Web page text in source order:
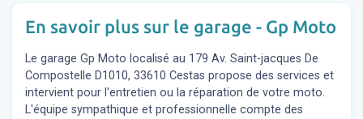
En savoir plus sur le garage - Gp Moto
Le garage Gp Moto localisé au 179 Av. Saint-jacques De
Compostelle D1010, 33610 Cestas propose des services et
intervient pour l'entretien ou la réparation de votre moto.
L'équipe sympathique et professionnelle compte des